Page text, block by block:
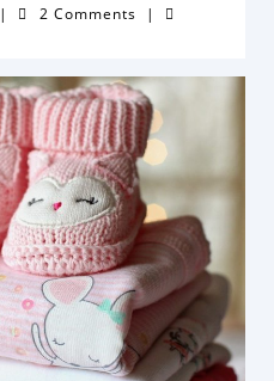
Cristina
| 2 Comments
|